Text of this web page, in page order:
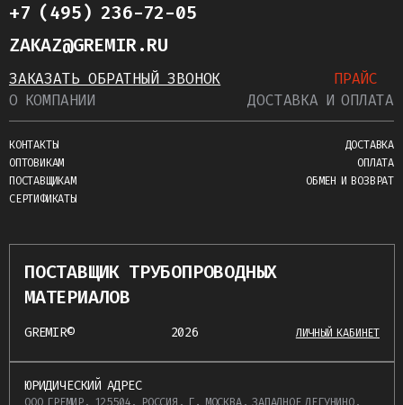
+7 (495) 236-72-05
ZAKAZ@GREMIR.RU
ЗАКАЗАТЬ ОБРАТНЫЙ ЗВОНОК
ПРАЙС
О КОМПАНИИ
КОНТАКТЫ
ОПТОВИКАМ
ПОСТАВЩИКАМ
СЕРТИФИКАТЫ
ДОСТАВКА И ОПЛАТА
ДОСТАВКА
ОПЛАТА
ОБМЕН И ВОЗВРАТ
ПОСТАВЩИК ТРУБОПРОВОДНЫХ
МАТЕРИАЛОВ
GREMIR© 2026 ЛИЧНЫЙ КАБИНЕТ
ЮРИДИЧЕСКИЙ АДРЕС